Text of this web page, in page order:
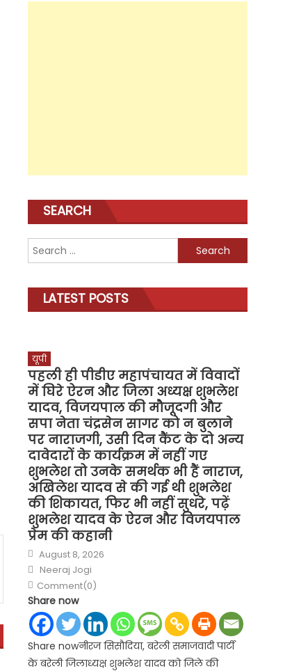
SEARCH
Search
for:
LATEST POSTS
यूपी
पहली ही पीडीए महापंचायत में विवादों
में घिरे ऐरन और जिला अध्यक्ष शुभलेश
यादव, विजयपाल की मौजूदगी और
सपा नेता चंद्रसेन सागर को न बुलाने
पर नाराजगी, उसी दिन कैंट के दो अन्य
दावेदारों के कार्यक्रम में नहीं गए
शुभलेश तो उनके समर्थक भी हैं नाराज,
अखिलेश यादव से की गई थी शुभलेश
की शिकायत, फिर भी नहीं सुधरे, पढ़ें
शुभलेश यादव के ऐरन और विजयपाल
प्रेम की कहानी
Posted
on
August 8, 2026
Author
Neeraj Jogi
Comment(0)
Share now
Share nowनीरज सिसौदिया, बरेली समाजवादी पार्टी
के बरेली जिलाध्यक्ष शुभलेश यादव को जिले की